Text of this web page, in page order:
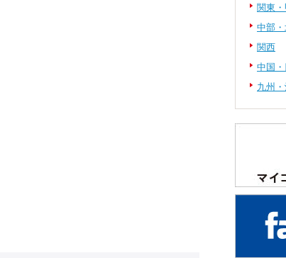
関東
中部
関西
中国・
九州